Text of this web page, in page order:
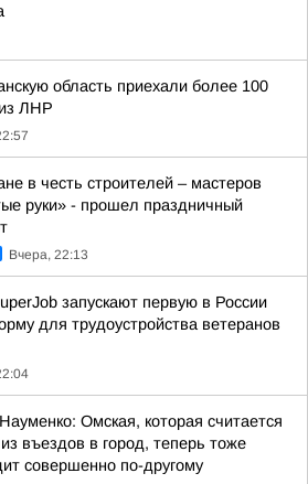
область приехали более 100
ЛНР
в честь строителей – мастеров
руки» - прошел праздничный
Вчера, 22:13
запускают первую в России
для трудоустройства ветеранов
Омская, которая считается
въездов в город, теперь тоже
совершенно по-другому